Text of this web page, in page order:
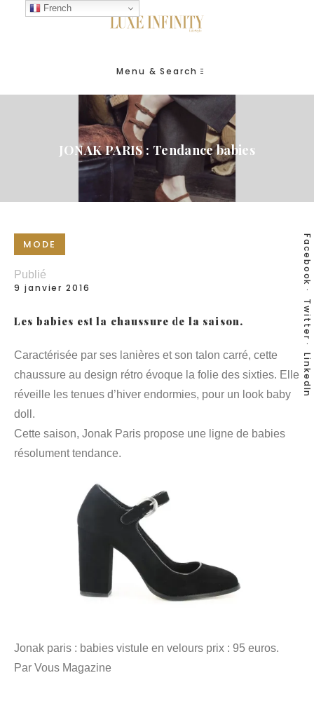
Menu & Search
JONAK PARIS : Tendance babies
Facebook
Twitter
LinkedIn
MODE
Publié
9 janvier 2016
Les babies est la chaussure de la saison.
Caractérisée par ses lanières et son talon carré, cette
chaussure au design rétro évoque la folie des sixties. Elle
réveille les tenues d’hiver endormies, pour un look baby
doll.
Cette saison, Jonak Paris propose une ligne de babies
résolument tendance.
Jonak paris : babies vistule en velours prix : 95 euros.
Par Vous Magazine
French